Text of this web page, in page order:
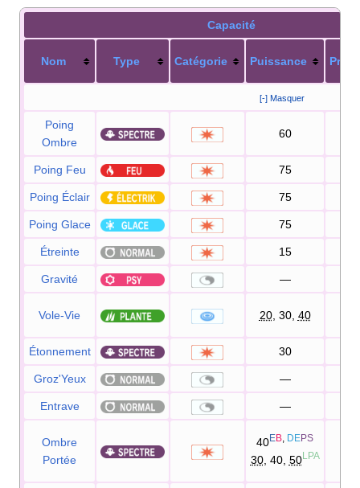
Capacité
Nom Type Catégorie Puissance
[-] Masquer
Poing
Ombre
60
Poing Feu 75
Poing Éclair 75
Poing Glace 75
Étreinte 15
Gravité —
Vole-Vie 20, 30, 40
Étonnement 30
Groz'Yeux —
Entrave —
Ombre
Portée
40EB DEPS
30, 40, 50 LPA